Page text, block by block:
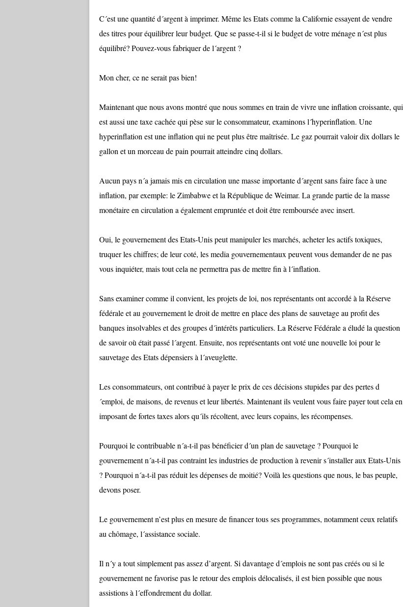
C´est une quantité d´argent à imprimer. Même les Etats comme la Californie essayent de vendre
des titres pour équilibrer leur budget. Que se passe-t-il si le budget de votre ménage n´est plus
équilibré? Pouvez-vous fabriquer de l´argent ?
Mon cher, ce ne serait pas bien!
Maintenant que nous avons montré que nous sommes en train de vivre une inflation croissante, qui
est aussi une taxe cachée qui pèse sur le consommateur, examinons l´hyperinflation. Une
hyperinflation est une inflation qui ne peut plus être maîtrisée. Le gaz pourrait valoir dix dollars le
gallon et un morceau de pain pourrait atteindre cinq dollars.
Aucun pays n´a jamais mis en circulation une masse importante d´argent sans faire face à une
inflation, par exemple: le Zimbabwe et la République de Weimar. La grande partie de la masse
monétaire en circulation a également empruntée et doit être remboursée avec insert.
Oui, le gouvernement des Etats-Unis peut manipuler les marchés, acheter les actifs toxiques,
truquer les chiffres; de leur coté, les media gouvernementaux peuvent vous demander de ne pas
vous inquiéter, mais tout cela ne permettra pas de mettre fin à l´inflation.
Sans examiner comme il convient, les projets de loi, nos représentants ont accordé à la Réserve
fédérale et au gouvernement le droit de mettre en place des plans de sauvetage au profit des
banques insolvables et des groupes d´intérêts particuliers. La Réserve Fédérale a éludé la question
de savoir où était passé l´argent. Ensuite, nos représentants ont voté une nouvelle loi pour le
sauvetage des Etats dépensiers à l´aveuglette.
Les consommateurs, ont contribué à payer le prix de ces décisions stupides par des pertes d
´emploi, de maisons, de revenus et leur libertés. Maintenant ils veulent vous faire payer tout cela en
imposant de fortes taxes alors qu´ils récoltent, avec leurs copains, les récompenses.
Pourquoi le contribuable n´a-t-il pas bénéficier d´un plan de sauvetage ? Pourquoi le
gouvernement n´a-t-il pas contraint les industries de production à revenir s´installer aux Etats-Unis
? Pourquoi n´a-t-il pas réduit les dépenses de moitié? Voilà les questions que nous, le bas peuple,
devons poser.
Le gouvernement n’est plus en mesure de financer tous ses programmes, notamment ceux relatifs
au chômage, l´assistance sociale.
Il n´y a tout simplement pas assez d’argent. Si davantage d´emplois ne sont pas créés ou si le
gouvernement ne favorise pas le retour des emplois délocalisés, il est bien possible que nous
assistions à l´effondrement du dollar.